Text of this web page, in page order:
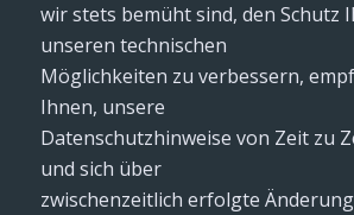
wir stets bemüht sind, den Schutz
unseren technischen
Möglichkeiten zu verbessern,
Ihnen, unsere
Datenschutzhinweise von Zeit zu
und sich über
zwischenzeitlich erfolgte